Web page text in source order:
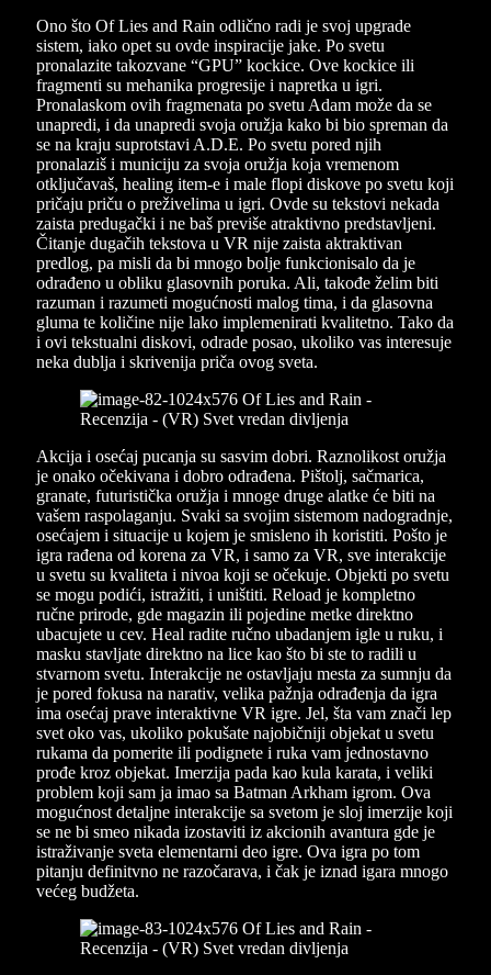
Ono što Of Lies and Rain odlično radi je svoj upgrade
sistem, iako opet su ovde inspiracije jake. Po svetu
pronalazite takozvane “GPU” kockice. Ove kockice ili
fragmenti su mehanika progresije i napretka u igri.
Pronalaskom ovih fragmenata po svetu Adam može da se
unapredi, i da unapredi svoja oružja kako bi bio spreman da
se na kraju suprotstavi A.D.E. Po svetu pored njih
pronalaziš i municiju za svoja oružja koja vremenom
otključavaš, healing item-e i male flopi diskove po svetu koji
pričaju priču o preživelima u igri. Ovde su tekstovi nekada
zaista predugački i ne baš previše atraktivno predstavljeni.
Čitanje dugačih tekstova u VR nije zaista aktraktivan
predlog, pa misli da bi mnogo bolje funkcionisalo da je
odrađeno u obliku glasovnih poruka. Ali, takođe želim biti
razuman i razumeti mogućnosti malog tima, i da glasovna
gluma te količine nije lako implemenirati kvalitetno. Tako da
i ovi tekstualni diskovi, odrade posao, ukoliko vas interesuje
neka dublja i skrivenija priča ovog sveta.
Akcija i osećaj pucanja su sasvim dobri. Raznolikost oružja
je onako očekivana i dobro odrađena. Pištolj, sačmarica,
granate, futuristička oružja i mnoge druge alatke će biti na
vašem raspolaganju. Svaki sa svojim sistemom nadogradnje,
osećajem i situacije u kojem je smisleno ih koristiti. Pošto je
igra rađena od korena za VR, i samo za VR, sve interakcije
u svetu su kvaliteta i nivoa koji se očekuje. Objekti po svetu
se mogu podići, istražiti, i uništiti. Reload je kompletno
ručne prirode, gde magazin ili pojedine metke direktno
ubacujete u cev. Heal radite ručno ubadanjem igle u ruku, i
masku stavljate direktno na lice kao što bi ste to radili u
stvarnom svetu. Interakcije ne ostavljaju mesta za sumnju da
je pored fokusa na narativ, velika pažnja odrađenja da igra
ima osećaj prave interaktivne VR igre. Jel, šta vam znači lep
svet oko vas, ukoliko pokušate najobičniji objekat u svetu
rukama da pomerite ili podignete i ruka vam jednostavno
prođe kroz objekat. Imerzija pada kao kula karata, i veliki
problem koji sam ja imao sa Batman Arkham igrom. Ova
mogućnost detaljne interakcije sa svetom je sloj imerzije koji
se ne bi smeo nikada izostaviti iz akcionih avantura gde je
istraživanje sveta elementarni deo igre. Ova igra po tom
pitanju definitvno ne razočarava, i čak je iznad igara mnogo
većeg budžeta.